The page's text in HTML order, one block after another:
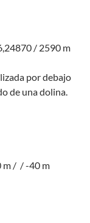
/ 2590 m
por debajo
de una dolina.
m / / -40 m